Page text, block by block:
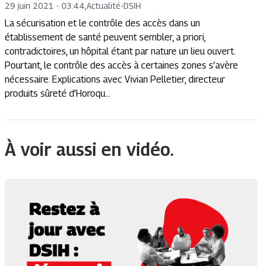
29 juin 2021 - 03:44 Actualité-DSIH
La sécurisation et le contrôle des accès dans un
établissement de santé peuvent sembler, a priori,
contradictoires, un hôpital étant par nature un lieu ouvert.
Pourtant, le contrôle des accès à certaines zones s’avère
nécessaire. Explications avec Vivian Pelletier, directeur
produits sûreté d’Horoqu...
À voir aussi en vidéo.